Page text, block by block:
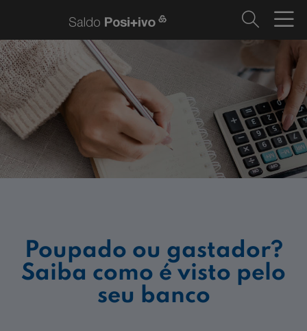
Poupado ou gastador?
Saiba como é visto pelo
seu banco